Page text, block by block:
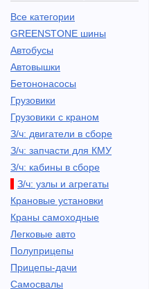
Все категории
GREENSTONE шины
Автобусы
Автовышки
Бетононасосы
Грузовики
Грузовики с краном
З/ч: двигатели в сборе
З/ч: запчасти для КМУ
З/ч: кабины в сборе
З/ч: узлы и агрегаты
Крановые установки
Краны самоходные
Легковые авто
Полуприцепы
Прицепы-дачи
Самосвалы